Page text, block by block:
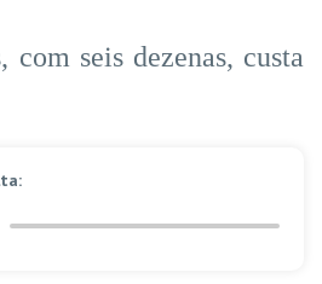
com seis dezenas, custa